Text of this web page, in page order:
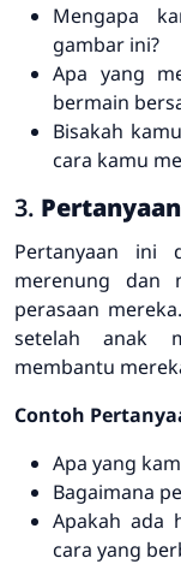
Mengapa
gambar ini?
Apa yang
bermain
Bisakah
cara kamu
3.
Pertanyaan ini
merenung dan
perasaan
setelah anak
membantu
Contoh
Apa yang
Bagaimana
Apakah ada
cara yang